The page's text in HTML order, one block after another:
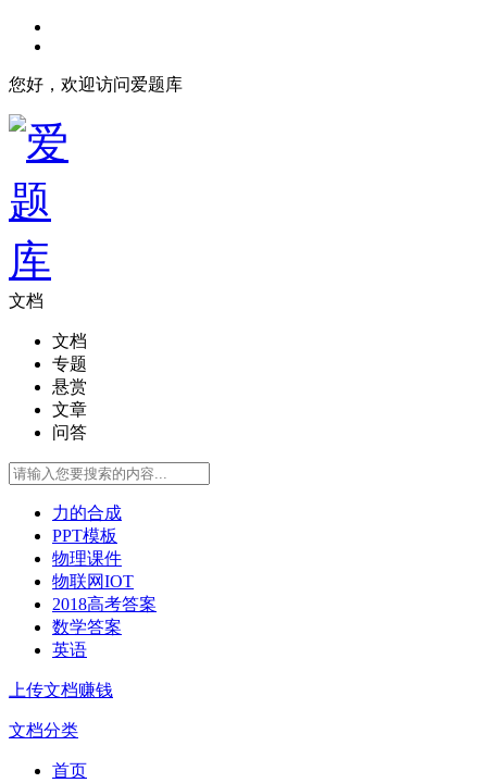
您好，欢迎访问爱题库
文档
文档
专题
悬赏
文章
问答
力的合成
PPT模板
物理课件
物联网IOT
2018高考答案
数学答案
英语
上传文档赚钱
文档分类
首页